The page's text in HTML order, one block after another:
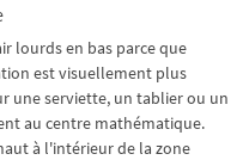
lourds en bas parce que
est visuellement plus
une serviette, un tablier ou un
au centre mathématique.
à l'intérieur de la zone